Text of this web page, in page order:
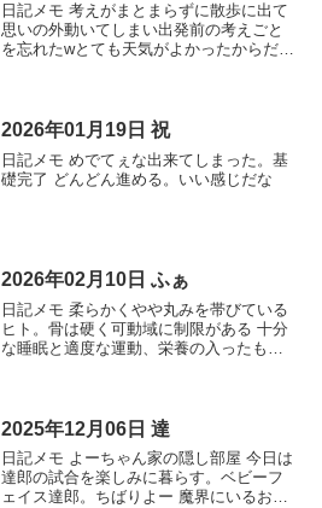
日記メモ 考えがまとまらずに散歩に出て
思いの外動いてしまい出発前の考えごと
を忘れたwとても天気がよかったからだ。
ロパンだ。 ニュー...
2026年01月19日 祝
日記メモ めでてぇな出来てしまった。基
礎完了 どんどん進める。いい感じだな
2026年02月10日 ふぁ
日記メモ 柔らかくやや丸みを帯びている
ヒト。骨は硬く可動域に制限がある 十分
な睡眠と適度な運動、栄養の入ったもの
2025年12月06日 達
日記メモ よーちゃん家の隠し部屋 今日は
達郎の試合を楽しみに暮らす。ベビーフ
ェイス達郎。ちばりよー 魔界にいるおっ